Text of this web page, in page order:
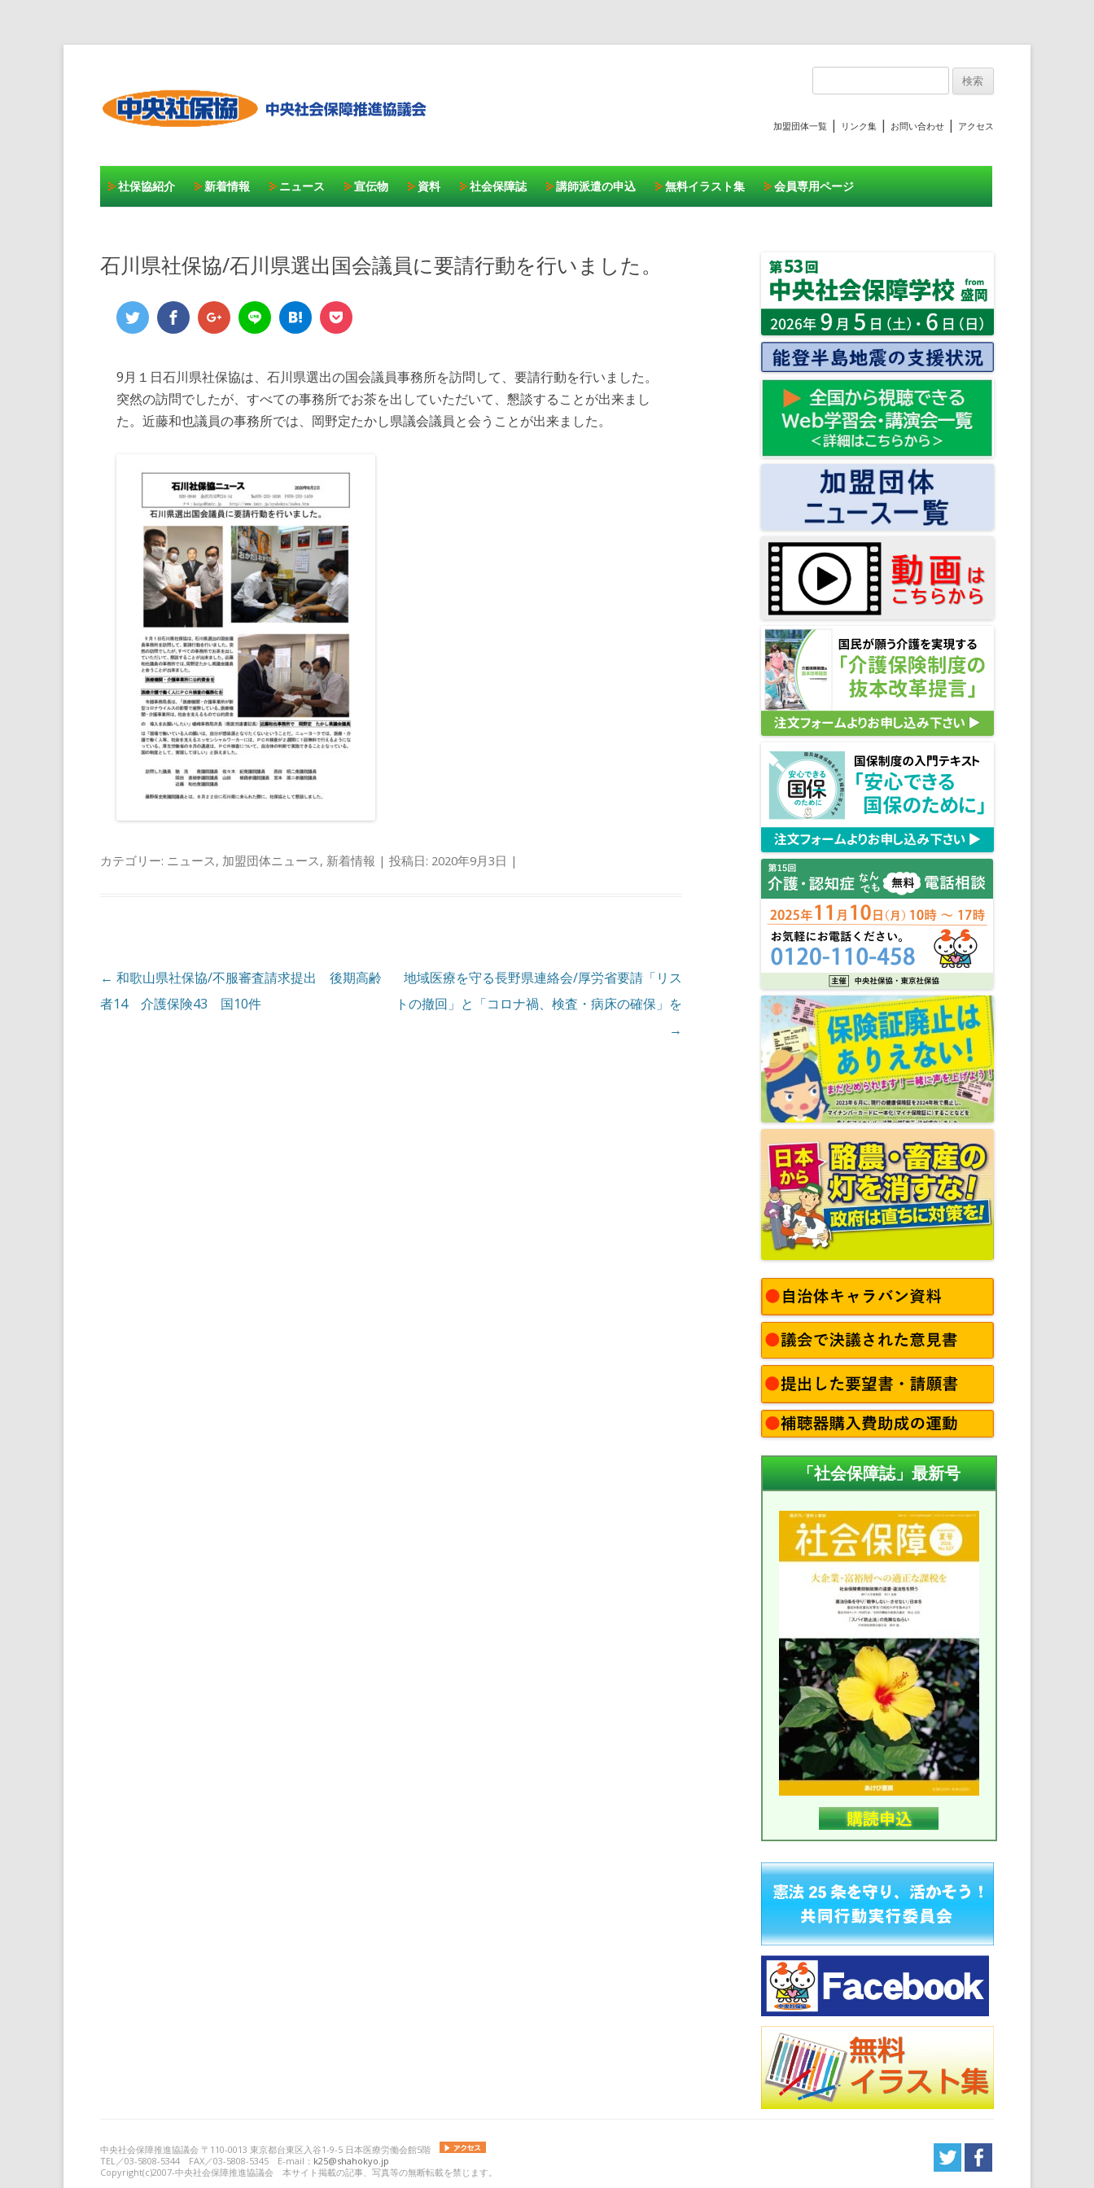
索:
加盟団体一覧| リンク集| お問い合わせ| アクセス
社保協紹介 新着情報 ニュース 宣伝物 資料 社会保障誌 講師派遣の申込 無料イラスト集 会員専用ページ
石川県社保協/石川県選出国会議員に要請行動を行いました。
9月１日石川県社保協は、石川県選出の国会議員事務所を訪問して、要請行動を行いました。
突然の訪問でしたが、すべての事務所でお茶を出していただいて、懇談することが出来まし
た。近藤和也議員の事務所では、岡野定たかし県議会議員と会うことが出来ました。
カテゴリー: ニュース , 加盟団体ニュース , 新着情報 | 投稿日: 2020年9月3日 |
投稿ナビゲーション
← 和歌山県社保協/不服審査請求提出 後期高齢
者14 介護保険43 国10件
地域医療を守る長野県連絡会/厚労省要請「リス
トの撤回」と「コロナ禍、検査・病床の確保」を
→
「社会保障誌」最新号
中央社会保障推進協議会 〒110-0013 東京都台東区入谷1-9-5 日本医療労働会館5階
TEL／03-5808-5344 FAX／03-5808-5345 E-mail： k25@shahokyo.jp
Copyright(c)2007-中央社会保障推進協議会 本サイト掲載の記事、写真等の無断転載を禁じます。